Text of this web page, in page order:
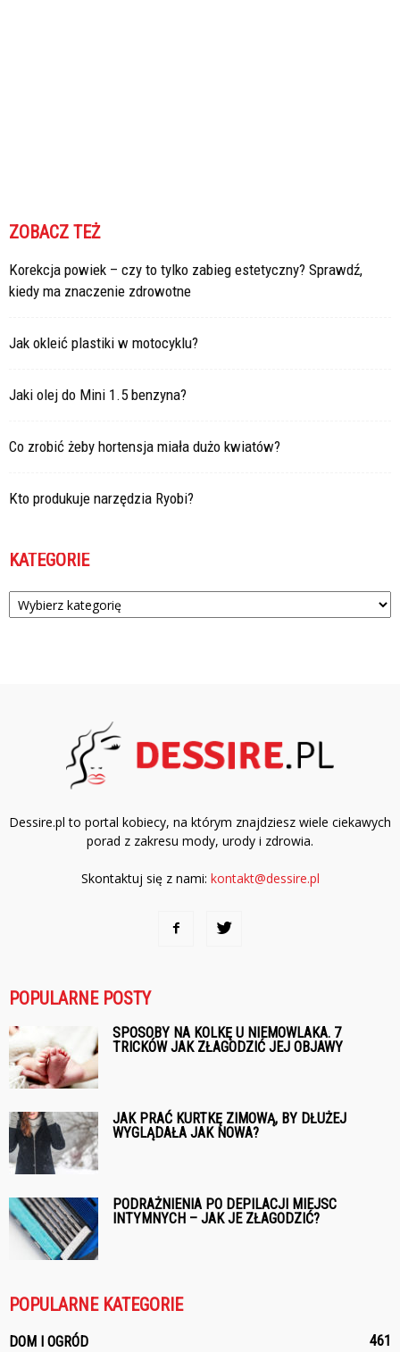
ZOBACZ TEŻ
Korekcja powiek – czy to tylko zabieg estetyczny? Sprawdź,
kiedy ma znaczenie zdrowotne
Jak okleić plastiki w motocyklu?
Jaki olej do Mini 1.5 benzyna?
Co zrobić żeby hortensja miała dużo kwiatów?
Kto produkuje narzędzia Ryobi?
KATEGORIE
Kategorie
Dessire.pl to portal kobiecy, na którym znajdziesz wiele ciekawych
porad z zakresu mody, urody i zdrowia.
Skontaktuj się z nami: kontakt@dessire.pl
POPULARNE POSTY
SPOSOBY NA KOLKĘ U NIEMOWLAKA. 7
TRICKÓW JAK ZŁAGODZIĆ JEJ OBJAWY
JAK PRAĆ KURTKĘ ZIMOWĄ, BY DŁUŻEJ
WYGLĄDAŁA JAK NOWA?
PODRAŻNIENIA PO DEPILACJI MIEJSC
INTYMNYCH – JAK JE ZŁAGODZIĆ?
POPULARNE KATEGORIE
DOM I OGRÓD 461